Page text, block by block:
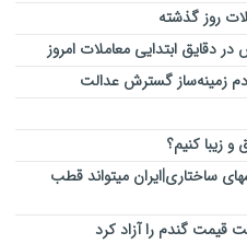
روز گذشته
زمینه‌ساز گسترش عدالت
زیبا کنیم؟
ساختاری|ایران میتواند قطب
قیمت گندم را آزاد کرد